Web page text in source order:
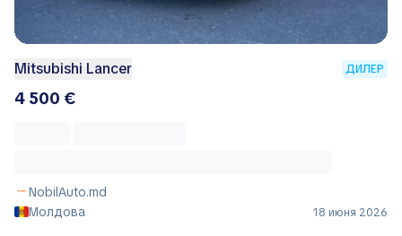
Mitsubishi Lancer ДИЛЕР
4 500 €
NobilAuto.md
Молдова
18 июня 2026